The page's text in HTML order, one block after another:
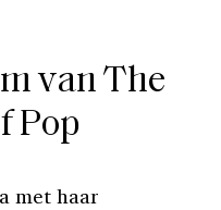
van The
Pop
met haar